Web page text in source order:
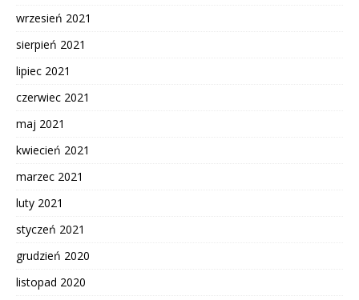
wrzesień 2021
sierpień 2021
lipiec 2021
czerwiec 2021
maj 2021
kwiecień 2021
marzec 2021
luty 2021
styczeń 2021
grudzień 2020
listopad 2020